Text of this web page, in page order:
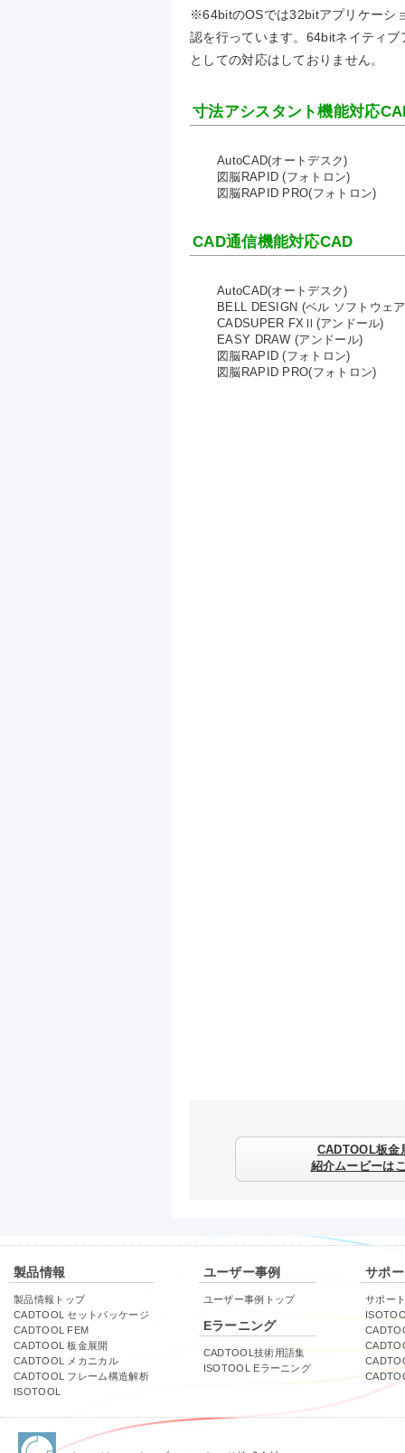
※64bitのOSでは32bitアプリケーシ
認を行っています。64bitネイティブ
としての対応はしておりません。
寸法アシスタント機能対応
AutoCAD(オートデスク)
図脳RAPID (フォトロン)
図脳RAPID PRO(フォトロン)
CAD通信機能対応CAD
AutoCAD(オートデスク)
BELL DESIGN (ベル ソフトウェ
CADSUPER FXⅡ(アンドール)
EASY DRAW (アンドール)
図脳RAPID (フォトロン)
図脳RAPID PRO(フォトロン)
CADTOOL板金
紹介ムービーは
製品情報
製品情報トップ
CADTOOL セットパッケージ
CADTOOL FEM
CADTOOL 板金展開
CADTOOL メカニカル
CADTOOL フレーム構造解析
ISOTOOL
ユーザー事例
ユーザー事例トップ
Eラーニング
CADTOOL技術用語集
ISOTOOL Eラーニング
サポ
サポー